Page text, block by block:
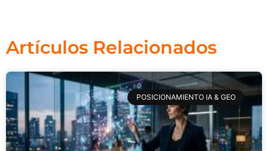
Artículos Relacionados
POSICIONAMIENTO IA & GEO